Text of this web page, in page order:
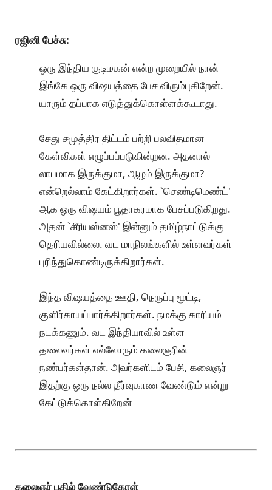
ரஜினி பேச்சு:
ஒரு இந்திய குடிமகன் என்ற முறையில் நான்
இங்கே ஒரு விஷயத்தை பேச விரும்புகிறேன்.
யாரும் தப்பாக எடுத்துக்கொள்ளக்கூடாது.
சேது சமுத்திர திட்டம் பற்றி பலவிதமான
கேள்விகள் எழுப்பப்படுகின்றன. அதனால்
லாபமாக இருக்குமா, ஆழம் இருக்குமா?
என்றெல்லாம் கேட்கிறார்கள். `செண்டிமெண்ட்'
ஆக ஒரு விஷயம் பூதாகரமாக பேசப்படுகிறது.
அதன் `சீரியஸ்னஸ்' இன்னும் தமிழ்நாட்டுக்கு
தெரியவில்லை. வட மாநிலங்களில் உள்ளவர்கள்
புரிந்துகொண்டிருக்கிறார்கள்.
இந்த விஷயத்தை ஊதி, நெருப்பு மூட்டி,
குளிர்காயப்பார்க்கிறார்கள். நமக்கு காரியம்
நடக்கணும். வட இந்தியாவில் உள்ள
தலைவர்கள் எல்லோரும் கலைஞரின்
நண்பர்கள்தான். அவர்களிடம் பேசி, கலைஞர்
இதற்கு ஒரு நல்ல தீர்வுகாண வேண்டும் என்று
கேட்டுக்கொள்கிறேன்
கலைஞர் பதில் வேண்டுகோள்